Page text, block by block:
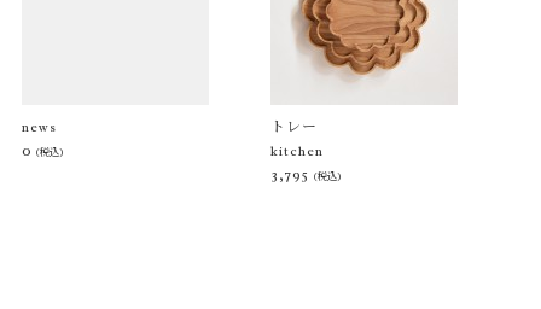
news
0 (税込)
トレー
kitchen
3,795 (税込)